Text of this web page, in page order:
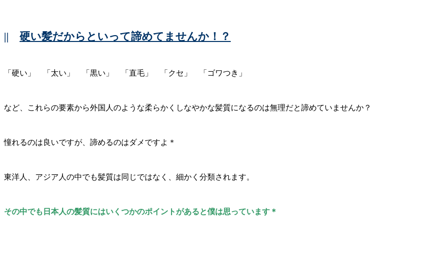
|| 硬い髪だからといって諦めてませんか！？
「硬い」 「太い」 「黒い」 「直毛」 「クセ」 「ゴワつき」
など、これらの要素から外国人のような柔らかくしなやかな髪質になるのは無理だと諦めていませんか？
憧れるのは良いですが、諦めるのはダメですよ＊
東洋人、アジア人の中でも髪質は同じではなく、細かく分類されます。
その中でも日本人の髪質にはいくつかのポイントがあると僕は思っています＊